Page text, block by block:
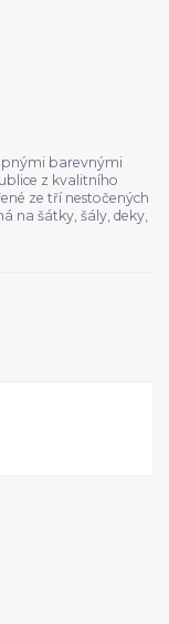
barevnými
z kvalitního
ze tří nestočených
na šátky, šály, deky,